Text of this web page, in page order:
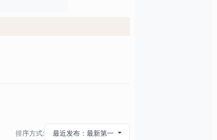
排序方式: 最近发布：最新第一